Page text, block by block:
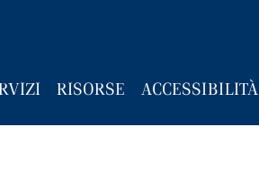
RISORSE ACCESSIBILITÀ